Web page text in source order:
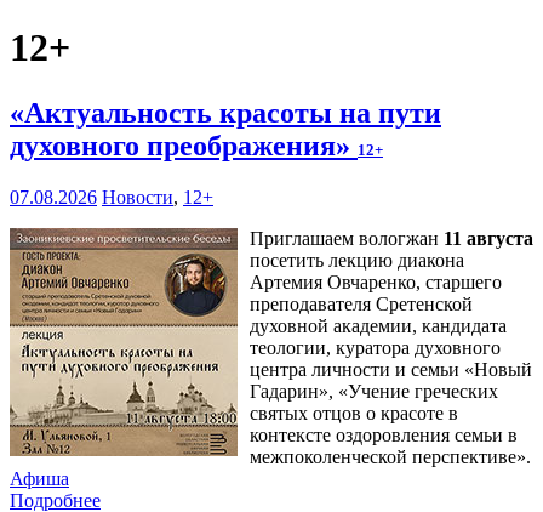
12+
«Актуальность красоты на пути
духовного преображения» 12+
07.08.2026 Новости, 12+
Приглашаем вологжан 11 августа
посетить лекцию диакона
Артемия Овчаренко, старшего
преподавателя Сретенской
духовной академии, кандидата
теологии, куратора духовного
центра личности и семьи «Новый
Гадарин», «Учение греческих
святых отцов о красоте в
контексте оздоровления семьи в
межпоколенческой перспективе».
Афиша
Подробнее